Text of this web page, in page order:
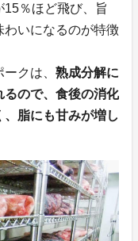
％ほど飛び、旨
わいになるのが特徴
クは、 熟成分解に
るので、食後の消化
脂にも甘みが増し